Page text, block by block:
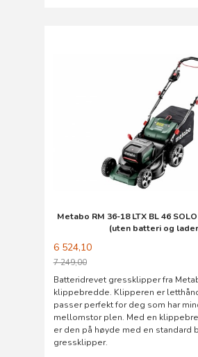
Metabo RM 36-18 LTX BL 46
(uten batteri og
6 524,10
7 249,00
Rabatt
Batteridrevet gressklipper fra
klippebredde. Klipperen er
passer perfekt for deg som har
mellomstor plen. Med en
er den på høyde med en standard
gressklipper.